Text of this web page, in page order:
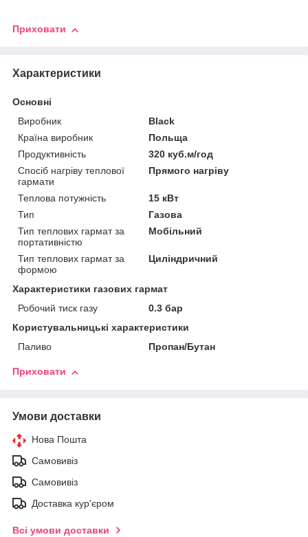
Приховати
Характеристики
Основні
Виробник
Black
Країна виробник
Польща
Продуктивність
320 куб.м/год
Спосіб нагріву теплової
гармати
Прямого нагріву
Теплова потужність
15 кВт
Тип
Газова
Тип теплових гармат за
портативністю
Мобільний
Тип теплових гармат за
формою
Циліндричний
Характеристики газових гармат
Робочий тиск газу
0.3 бар
Користувальницькі характеристики
Паливо
Пропан/Бутан
Приховати
Умови доставки
Нова Пошта
Самовивіз
Самовивіз
Доставка кур'єром
Всі умови доставки